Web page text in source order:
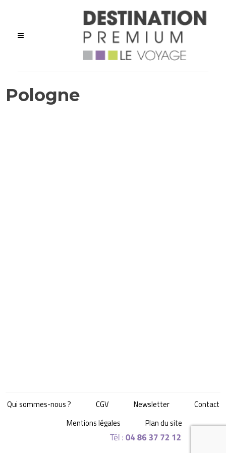
Pologne
Qui sommes-nous ? CGV Newsletter
Contact
Mentions légales
Plan du site